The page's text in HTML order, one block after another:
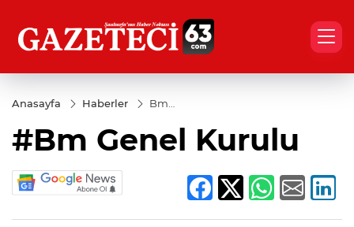
Anasayfa Haberler
Bm
Kurulu
#Bm Genel Kurulu